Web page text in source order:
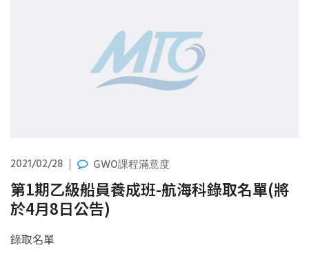
2021/02/28 GWO課程滿意度
第1期乙級船員養成班-航海科錄取名單(將
於4月8日公告)
錄取名單